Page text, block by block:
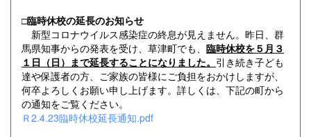
□臨時休校の延長のお知らせ
新型コロナウイルス感染症の終息が見えません。昨日、群
馬県知事からの発表を受け、草津町でも、 臨時休校を５月３
１日（日）まで延長することになりました。 引き続き子ども
達や保護者の方、ご家族の皆様にご負担をおかけしますが、
何卒よろしくお願い申し上げます。詳しくは、下記の町から
の通知をご覧ください。
Ｒ2.4.23臨時休校延長通知.pdf